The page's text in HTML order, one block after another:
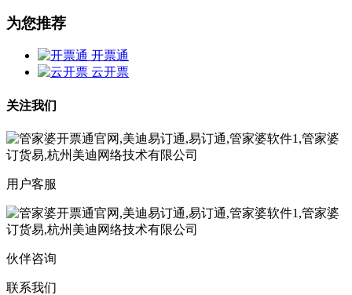
为您推荐
开票通
云开票
关注我们
用户客服
伙伴咨询
联系我们